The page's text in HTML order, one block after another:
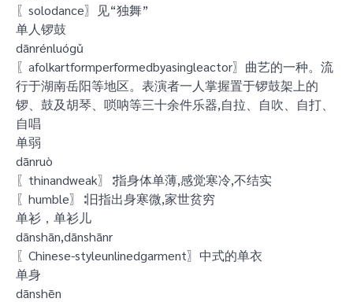
〖solodance〗见“独舞”
单人锣鼓
dānrénluógǔ
〖afolkartformperformedbyasingleactor〗曲艺的一种。流
行于湖南岳阳等地区。表演者一人掌握置于锣鼓架上的
锣、鼓及胡琴、唢呐等三十余件乐器,自拉、自吹、自打、
自唱
单弱
dānruò
〖thinandweak〗∶指身体单薄,感觉寒冷,不结实
〖humble〗∶旧指出身寒微,家世贫穷
单衫，单衫儿
dānshān,dānshānr
〖Chinese-styleunlinedgarment〗中式的单衣
单身
dānshēn